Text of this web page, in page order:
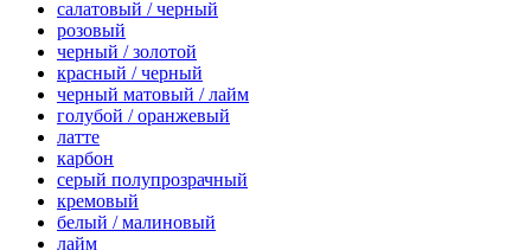
салатовый / черный
розовый
черный / золотой
красный / черный
черный матовый / лайм
голубой / оранжевый
латте
карбон
серый полупрозрачный
кремовый
белый / малиновый
лайм